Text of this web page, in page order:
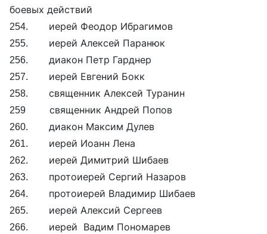
боевых действий
254. иерей Феодор Ибрагимов
255. иерей Алексей Паранюк
256. диакон Петр Гарднер
257. иерей Евгений Бокк
258. священник Алексей Туранин
259 священник Андрей Попов
260. диакон Максим Дулев
261. иерей Иоанн Лена
262. иерей Димитрий Шибаев
263. протоиерей Сергий Назаров
264. протоиерей Владимир Шибаев
265. иерей Алексий Сергеев
266. иерей Вадим Пономарев